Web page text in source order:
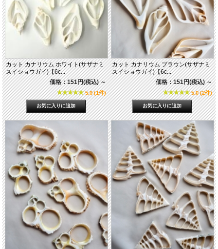
カット カナリウム ホワイト(サザナミ
スイショウガイ)【6c...
価格：151円(税込)～
5.0 (1件)
カット カナリウム ブラウン(サザナミ
スイショウガイ)【6c...
価格：151円(税込)～
5.0 (2件)